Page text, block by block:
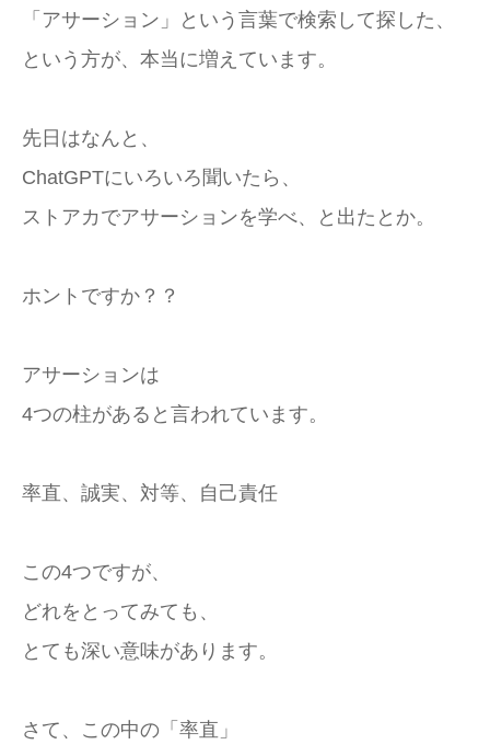
「アサーション」という言葉で検索して探した、
という方が、本当に増えています。
先日はなんと、
ChatGPTにいろいろ聞いたら、
ストアカでアサーションを学べ、と出たとか。
ホントですか？？
アサーションは
4つの柱があると言われています。
率直、誠実、対等、自己責任
この4つですが、
どれをとってみても、
とても深い意味があります。
さて、この中の「率直」